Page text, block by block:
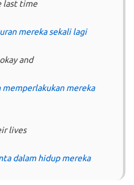
last time
mereka sekali lagi
and
memperlakukan mereka
lives
dalam hidup mereka